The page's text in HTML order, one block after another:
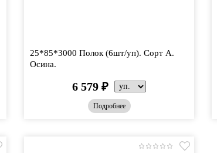
25*85*3000 Полок (6шт/уп). Сорт А.
Осина.
6 579 ₽
Подробнее